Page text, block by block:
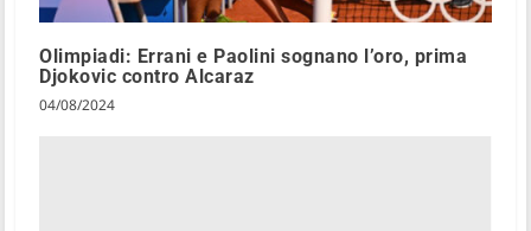
Olimpiadi: Errani e Paolini sognano l’oro, prima
Djokovic contro Alcaraz
04/08/2024